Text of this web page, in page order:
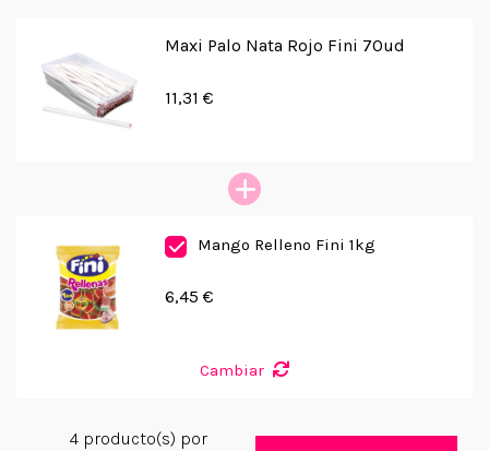
Maxi Palo Nata Rojo Fini 70ud
11,31 €
Mango Relleno Fini 1kg
6,45 €
Cambiar
4producto(s) por